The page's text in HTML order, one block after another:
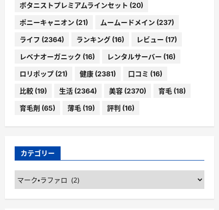
ボタニストプレミアムラインセット (20)
ポニーキャニオン (21) ムームードメイン (237)
ライフ (2364) ランキング (16) レビュー (17)
レベナオーガニック (16) レンタルサーバー (16)
ロリポップ (21) 健康 (2381) 口コミ (16)
比較 (19) 生活 (2364) 美容 (2370) 育毛 (18)
育毛剤 (65) 薄毛 (19) 評判 (16)
カテゴリー
テ
ゴ